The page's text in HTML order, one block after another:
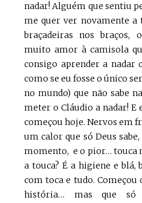
nadar! Alguém que sentiu
me quer ver novamente
braçadeiras nos braços,
muito amor à camisola
consigo aprender a nadar
como se eu fosse o único
no mundo) que não sabe
meter o Cláudio a nadar! E
começou hoje. Nervos em
um calor que só Deus
momento, e o pior… touca
a touca? É a higiene e
com toca e tudo. Começou
história… mas que só